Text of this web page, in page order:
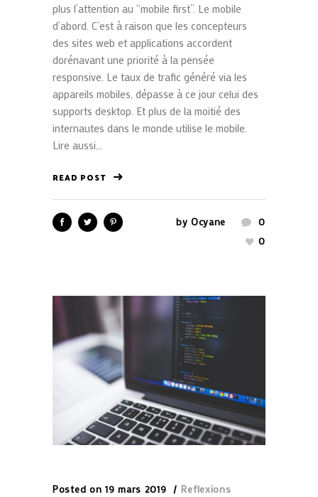
plus l’attention au “mobile first”. Le mobile
d’abord. C’est à raison que les concepteurs
des sites web et applications accordent
dorénavant une priorité à la pensée
responsive. Le taux de trafic généré via les
appareils mobiles, dépasse à ce jour celui des
supports desktop. Et plus de la moitié des
internautes dans le monde utilise le mobile.
Lire aussi...
READ POST
by Ocyane
0
0
Posted on 19 mars 2019 Reflexions